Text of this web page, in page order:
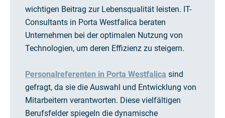
wichtigen Beitrag zur Lebensqualität leisten. IT-
Consultants in Porta Westfalica beraten
Unternehmen bei der optimalen Nutzung von
Technologien, um deren Effizienz zu steigern.
Personalreferenten in Porta Westfalica sind
gefragt, da sie die Auswahl und Entwicklung von
Mitarbeitern verantworten. Diese vielfältigen
Berufsfelder spiegeln die dynamische